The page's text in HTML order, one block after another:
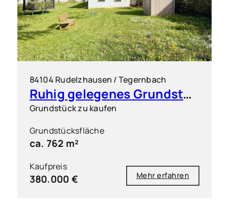
84104 Rudelzhausen / Tegernbach
Ruhig gelegenes Grundstück für einen Dreispänner
Grundstück zu kaufen
Grundstücksfläche
ca. 762 m²
Kaufpreis
380.000 € Mehr erfahren